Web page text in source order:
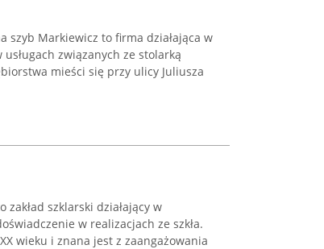
szyb Markiewicz to firma działająca w
związanych ze stolarką
mieści się przy ulicy Juliusza
zakład szklarski działający w
w realizacjach ze szkła.
wieku i znana jest z zaangażowania